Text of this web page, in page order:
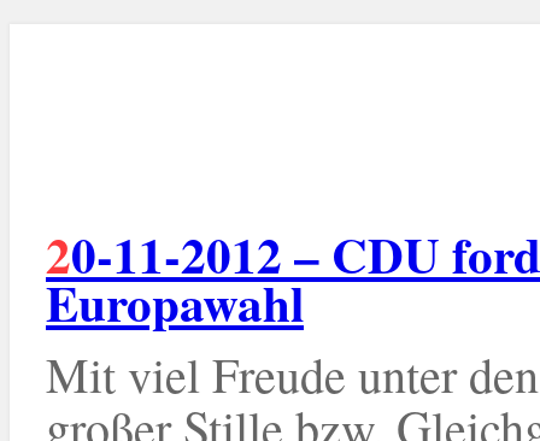
20-11-2012 – CDU fordert 3-Prozent-Hürde bei
Europawahl
Mit viel Freude unter
großer Stille bzw.